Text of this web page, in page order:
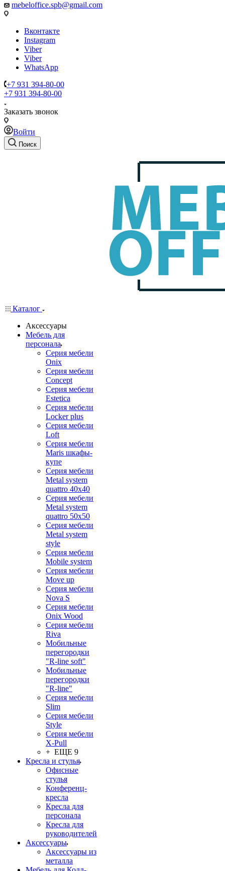
mebeloffice.spb@gmail.com
Вконтакте
Instagram
Viber
Viber
WhatsApp
+7 931 394-80-00
+7 931 394-80-00
Заказать звонок
Войти
Поиск
Каталог
Аксессуары
Мебель для
персонала
Серия мебели
Onix
Серия мебели
Concept
Серия мебели
Estetica
Серия мебели
Locker plus
Серия мебели
Loft
Серия мебели
Maris шкафы-
купе
Серия мебели
Metal system
quattro 40x40
Серия мебели
Metal system
quattro 50x50
Серия мебели
Metal system
style
Серия мебели
Mobile system
Серия мебели
Move up
Серия мебели
Nova S
Серия мебели
Onix Wood
Серия мебели
Riva
Мобильные
перегородки
"R-line soft"
Мобильные
перегородки
"R-line"
Серия мебели
Slim
Серия мебели
Style
Серия мебели
X-Pull
+ ЕЩЕ 9
Кресла и стулья
Офисные
стулья
Конференц-
кресла
Кресла для
персонала
Кресла для
руководителей
Аксессуары
Аксессуары из
металла